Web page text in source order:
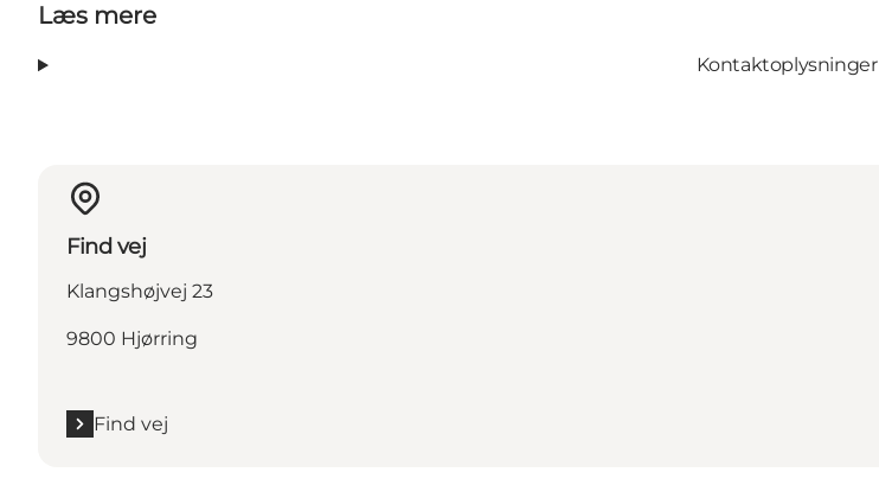
Læs mere
Kontaktoplysninger
Find vej
Klangshøjvej 23
9800 Hjørring
Find vej